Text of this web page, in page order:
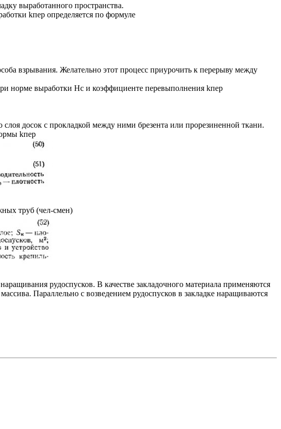
выработанного пространства.
kпер определяется по формуле
взрывания. Желательно этот процесс приурочить к перерыву между
норме выработки Нс и коэффициенте перевыполнения kпер
досок с прокладкой между ними брезента или прорезиненной ткани.
kпер
труб (чел-смен)
рудоспусков. В качестве закладочного материала применяются
Параллельно с возведением рудоспусков в закладке наращиваются